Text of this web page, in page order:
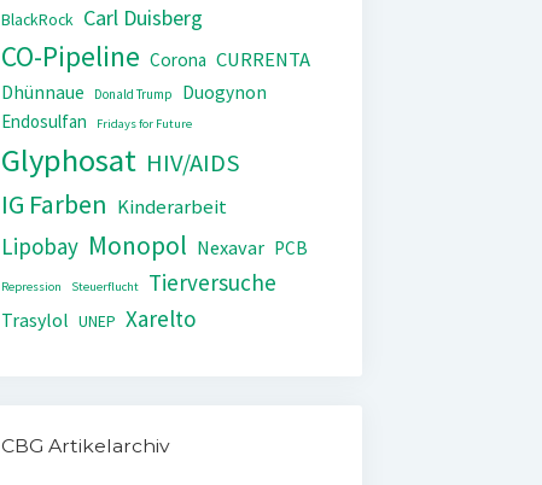
BlackRock Carl Duisberg
CO-Pipeline Corona CURRENTA
Dhünnaue Donald Trump
Duogynon
Endosulfan
Fridays for Future
Glyphosat HIV/AIDS
IG Farben Kinderarbeit
Lipobay Monopol Nexavar PCB
Repression Steuerflucht Tierversuche
Trasylol UNEP Xarelto
CBG Artikelarchiv